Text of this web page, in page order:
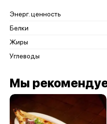
Энерг. ценность
Белки
Жиры
Углеводы
Мы